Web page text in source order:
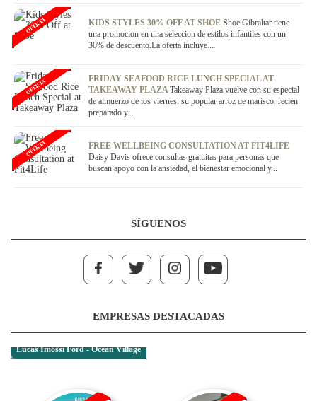
KIDS STYLES 30% OFF AT SHOE Shoe Gibraltar tiene
una promocion en una seleccion de estilos infantiles con un
30% de descuento.La oferta incluye...
OFERTA
FRIDAY SEAFOOD RICE LUNCH SPECIAL AT
TAKEAWAY PLAZATakeaway Plaza vuelve con su especial
de almuerzo de los viernes: su popular arroz de marisco, recién
preparado y...
OFERTA
FREE WELLBEING CONSULTATION AT FIT4LIFE
Daisy Davis ofrece consultas gratuitas para personas que
buscan apoyo con la ansiedad, el bienestar emocional y...
OFERTA
SÍGUENOS
EMPRESAS DESTACADAS
Lucas Imossi Ford - Ocean Village